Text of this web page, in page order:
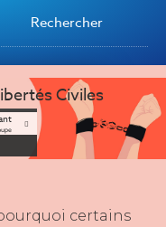
Rechercher
Civiles
certains